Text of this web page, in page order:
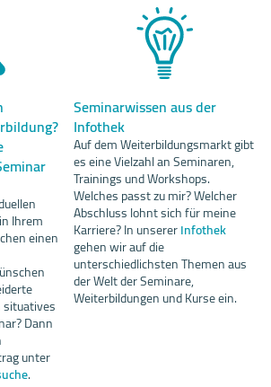
Ihrem
einen
situatives
Dann
unter
.
Seminarwissen aus der
Infothek
Auf dem Weiterbildungsmarkt gibt
es eine Vielzahl an Seminaren,
Trainings und Workshops.
Welches passt zu mir? Welcher
Abschluss lohnt sich für meine
Karriere? In unsererInfothek
gehen wir auf die
unterschiedlichsten Themen aus
der Welt der Seminare,
Weiterbildungen und Kurse ein.